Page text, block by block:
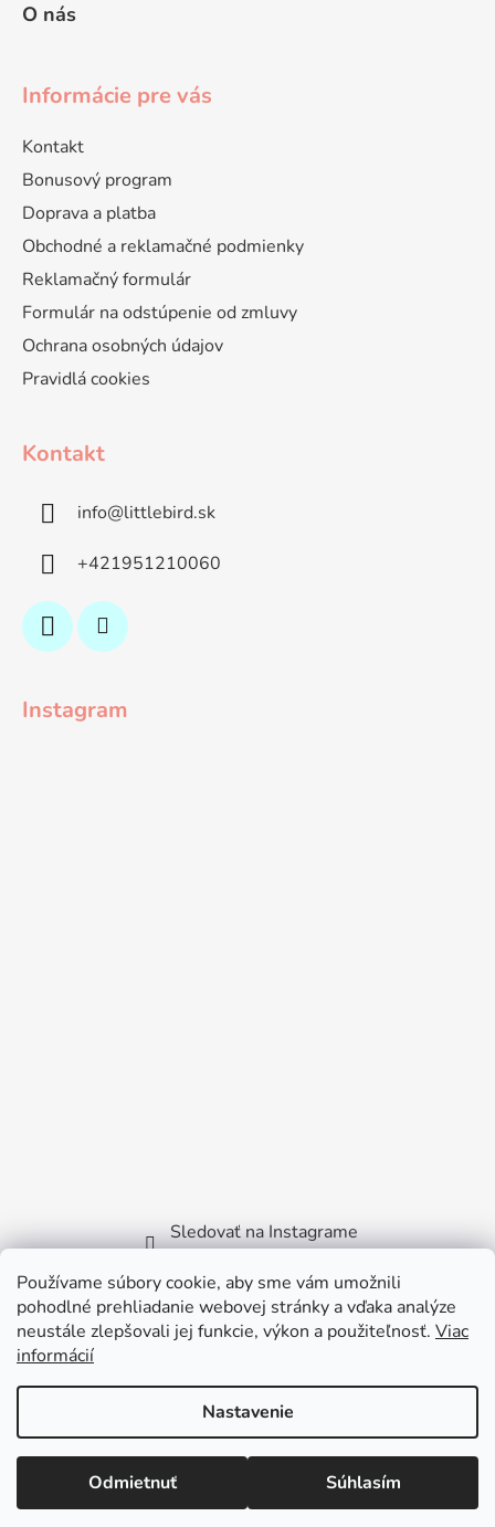
Používame súbory cookie, aby sme vám umožnili
pohodlné prehliadanie webovej stránky a vďaka analýze
neustále zlepšovali jej funkcie, výkon a použiteľnosť. Viac
informácií
Nastavenie
Odmietnuť Súhlasím
O nás
Informácie pre vás
Kontakt
Bonusový program
Doprava a platba
Obchodné a reklamačné podmienky
Reklamačný formulár
Formulár na odstúpenie od zmluvy
Ochrana osobných údajov
Pravidlá cookies
Kontakt
info@littlebird.sk
+421951210060
Instagram
Sledovať na Instagrame
Facebook
Vytvoril Shoptet
Copyright 2026Littlebird.sk. Všetky práva vyhradené.
Viktora Bilčíka 2722/35 - 915 01 Nové Mesto nad